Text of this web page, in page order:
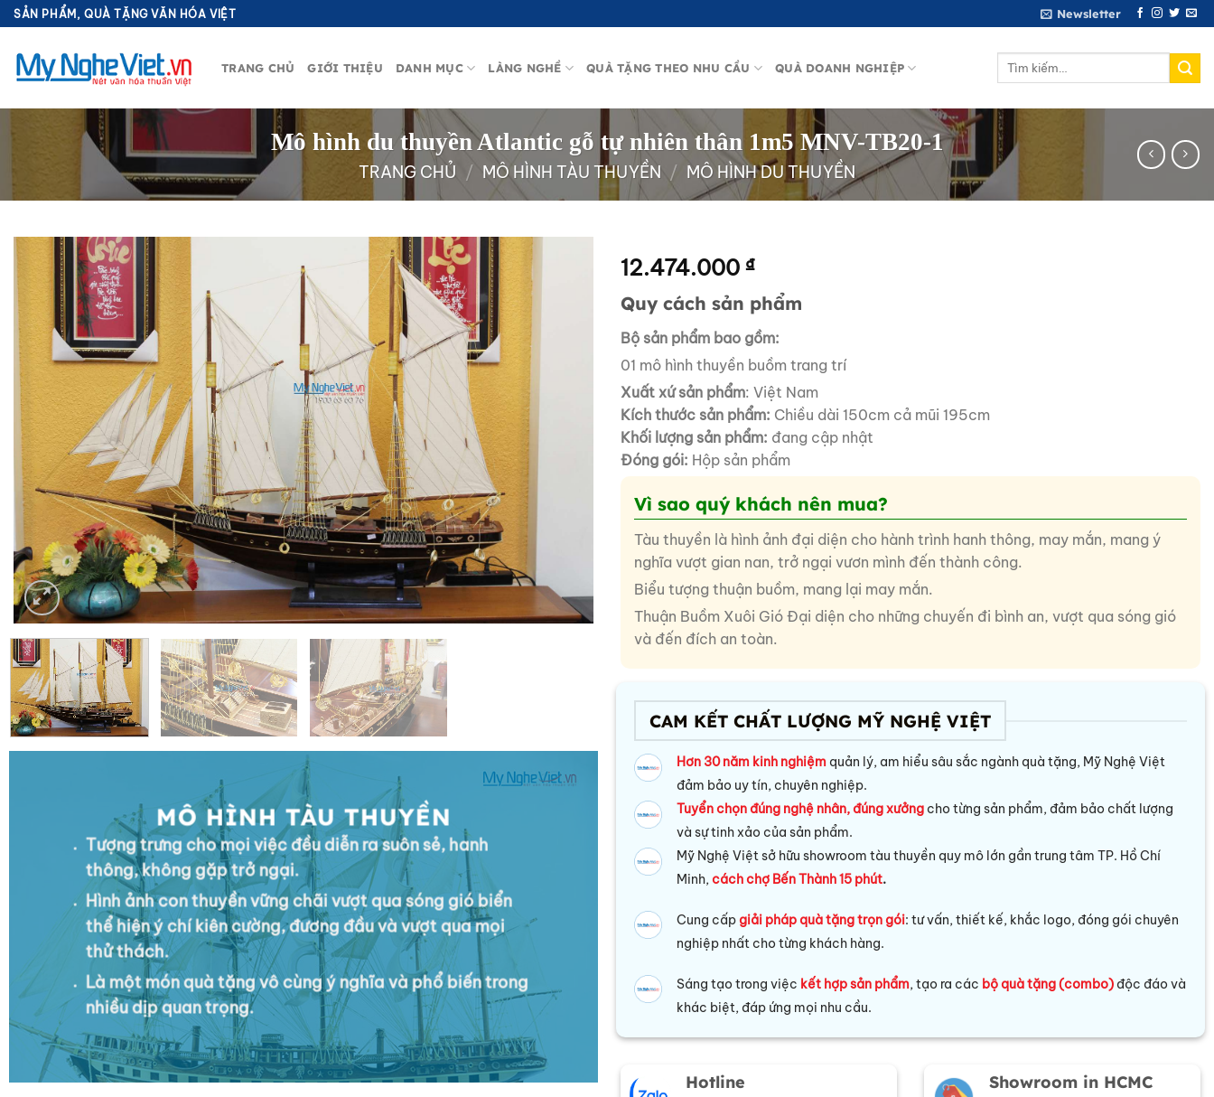
Bỏ
qua
nội
dung
SẢN PHẨM, QUÀ TẶNG VĂN HÓA VIỆT Newsletter
TRANG CHỦ GIỚI THIỆU DANH MỤC LÀNG NGHỀ QUÀ TẶNG THEO NHU CẦU QUÀ DOANH NGHIỆP
Tìm
Mô hình du thuyền Atlantic gỗ tự nhiên thân 1m5 MNV-TB20-1
TRANG CHỦ / MÔ HÌNH TÀU THUYỀN / MÔ HÌNH DU THUYỀN
MÔ HÌNH TÀU THUYỀN
Tượng trưng cho mọi việc đều diễn ra suôn sẻ, hanh
thông, không gặp trở ngại.
Hình ảnh con thuyền vững chãi vượt qua sóng gió biển
thể hiện ý chí kiên cường, đương đầu và vượt qua mọi
thử thách.
Là một món quà tặng vô cùng ý nghĩa và phổ biến trong
nhiều dịp quan trọng.
12.474.000 ₫
Quy cách sản phẩm
Bộ sản phẩm bao gồm:
01 mô hình thuyền buồm trang trí
Xuất xứ sản phẩm: Việt Nam
Kích thước sản phẩm: Chiều dài 150cm cả mũi 195cm
Khối lượng sản phẩm: đang cập nhật
Đóng gói: Hộp sản phẩm
Vì sao quý khách nên mua?
Tàu thuyền là hình ảnh đại diện cho hành trình hanh thông, may mắn, mang ý
nghĩa vượt gian nan, trở ngại vươn mình đến thành công.
Biểu tượng thuận buồm, mang lại may mắn.
Thuận Buồm Xuôi Gió Đại diện cho những chuyến đi bình an, vượt qua sóng gió
và đến đích an toàn.
CAM KẾT CHẤT LƯỢNG MỸ NGHỆ VIỆT
Hơn 30 năm kinh nghiệm quản lý, am hiểu sâu sắc ngành quà tặng, Mỹ Nghệ Việt
đảm bảo uy tín, chuyên nghiệp.
Tuyển chọn đúng nghệ nhân, đúng xưởng cho từng sản phẩm, đảm bảo chất lượng
và sự tinh xảo của sản phẩm.
Mỹ Nghệ Việt sở hữu showroom tàu thuyền quy mô lớn gần trung tâm TP. Hồ Chí
Minh, cách chợ Bến Thành 15 phút.
Cung cấpgiải pháp quà tặng trọn gói: tư vấn, thiết kế, khắc logo, đóng gói chuyên
nghiệp nhất cho từng khách hàng.
Sáng tạo trong việc kết hợp sản phẩm, tạo ra các bộ quà tặng (combo) độc đáo và
khác biệt, đáp ứng mọi nhu cầu.
Hotline Showroom in HCMC